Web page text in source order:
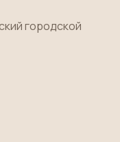
городской